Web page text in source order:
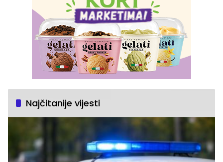
Najčitanije vijesti